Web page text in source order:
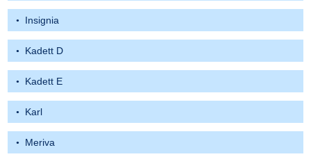
Insignia
Kadett D
Kadett E
Karl
Meriva